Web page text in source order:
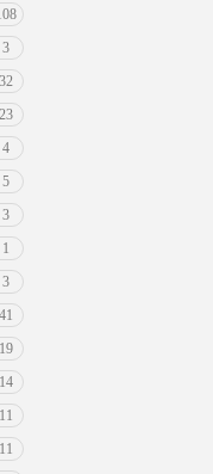
3
32
23
4
5
3
1
3
41
19
14
11
11